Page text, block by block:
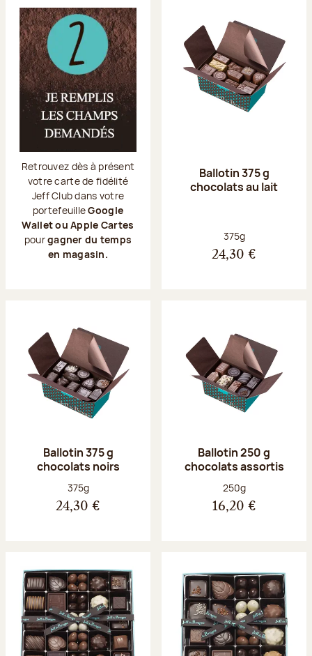
Retrouvez dès à présent
votre carte de fidélité
Jeff Club dans votre
portefeuilleGoogle
Wallet ou Apple Cartes
pourgagner du temps
en magasin.
Ballotin 375 g
chocolats au lait
Poids net :
375g
24,30 €
Ballotin 375 g
chocolats noirs
Poids net :
375g
24,30 €
Ballotin 250 g
chocolats assortis
Poids net :
250g
16,20 €